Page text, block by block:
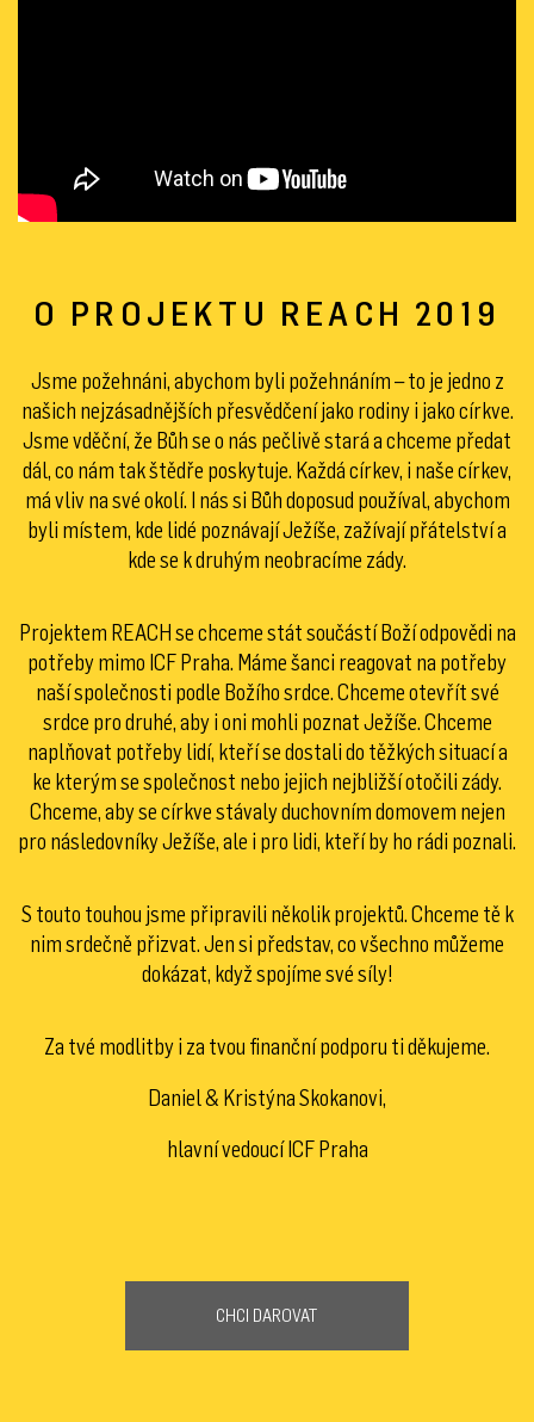
O PROJEKTU REACH 2019
Jsme požehnáni, abychom byli požehnáním – to je jedno z
našich nejzásadnějších přesvědčení jako rodiny i jako církve.
Jsme vděční, že Bůh se o nás pečlivě stará a chceme předat
dál, co nám tak štědře poskytuje. Každá církev, i naše církev,
má vliv na své okolí. I nás si Bůh doposud používal, abychom
byli místem, kde lidé poznávají Ježíše, zažívají přátelství a
kde se k druhým neobracíme zády.
Projektem REACH se chceme stát součástí Boží odpovědi na
potřeby mimo ICF Praha. Máme šanci reagovat na potřeby
naší společnosti podle Božího srdce. Chceme otevřít své
srdce pro druhé, aby i oni mohli poznat Ježíše. Chceme
naplňovat potřeby lidí, kteří se dostali do těžkých situací a
ke kterým se společnost nebo jejich nejbližší otočili zády.
Chceme, aby se církve stávaly duchovním domovem nejen
pro následovníky Ježíše, ale i pro lidi, kteří by ho rádi poznali.
S touto touhou jsme připravili několik projektů. Chceme tě k
nim srdečně přizvat. Jen si představ, co všechno můžeme
dokázat, když spojíme své síly!
Za tvé modlitby i za tvou finanční podporu ti děkujeme.
Daniel & Kristýna Skokanovi,
hlavní vedoucí ICF Praha
CHCI DAROVAT